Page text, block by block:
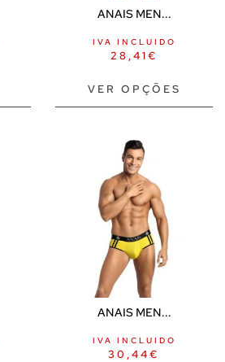
ANAIS MEN...
28,41€
IVA INCLUIDO
VER OPÇÕES
ANAIS MEN...
30,44€
IVA INCLUIDO